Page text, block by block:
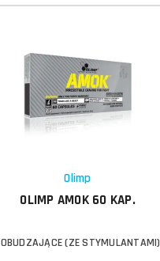
Olimp
OLIMP AMOK 60 KAP.
(ZE STYMULANTAMI)